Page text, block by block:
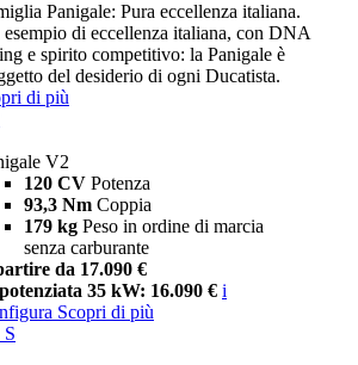
Panigale: Pura eccellenza italiana.
di eccellenza italiana, con DNA
e spirito competitivo: la Panigale è
del desiderio di ogni Ducatista.
di più
V2
120 CV Potenza
93,3 Nm Coppia
179 kg Peso in ordine di marcia
senza carburante
da 17.090 €
35 kW: 16.090 € i
Scopri di più